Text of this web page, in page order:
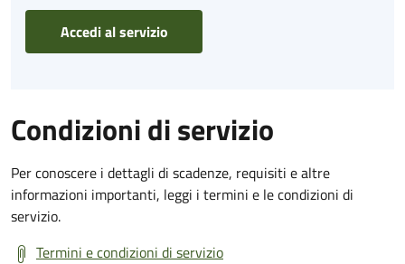
Accedi al servizio
Condizioni di servizio
Per conoscere i dettagli di scadenze, requisiti e altre
informazioni importanti, leggi i termini e le condizioni di
servizio.
Termini e condizioni di servizio